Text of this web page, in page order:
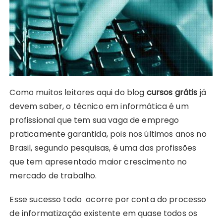
Como muitos leitores aqui do blog cursos grátis já
devem saber, o técnico em informática é um
profissional que tem sua vaga de emprego
praticamente garantida, pois nos últimos anos no
Brasil, segundo pesquisas, é uma das profissões
que tem apresentado maior crescimento no
mercado de trabalho.
Esse sucesso todo ocorre por conta do processo
de informatização existente em quase todos os